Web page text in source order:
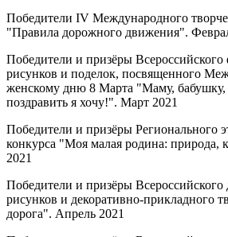
Победители IV Международного
"Правила дорожного движения".
Победители и призёры Всероссийского
рисунков и поделок, посвященного
женскому дню 8 Марта "Маму, бабушку,
поздравить я хочу!". Март 2021
Победители и призёры Регионального
конкурса "Моя малая родина: природа,
2021
Победители и призёры Всероссийского
рисунков и декоративно-прикладного
дорога". Апрель 2021